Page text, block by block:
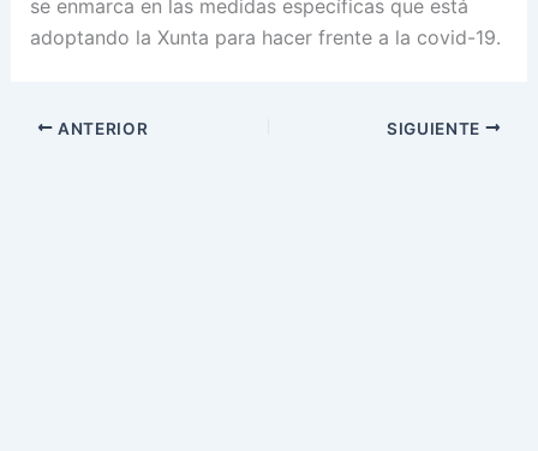
se enmarca en las medidas específicas que está
adoptando la Xunta para hacer frente a la covid-19.
ANTERIOR SIGUIENTE